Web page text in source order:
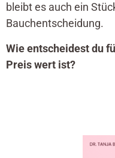
bleibt es auch ein
Bauchentscheidung.
Wie entscheidest du
Preis wert ist?